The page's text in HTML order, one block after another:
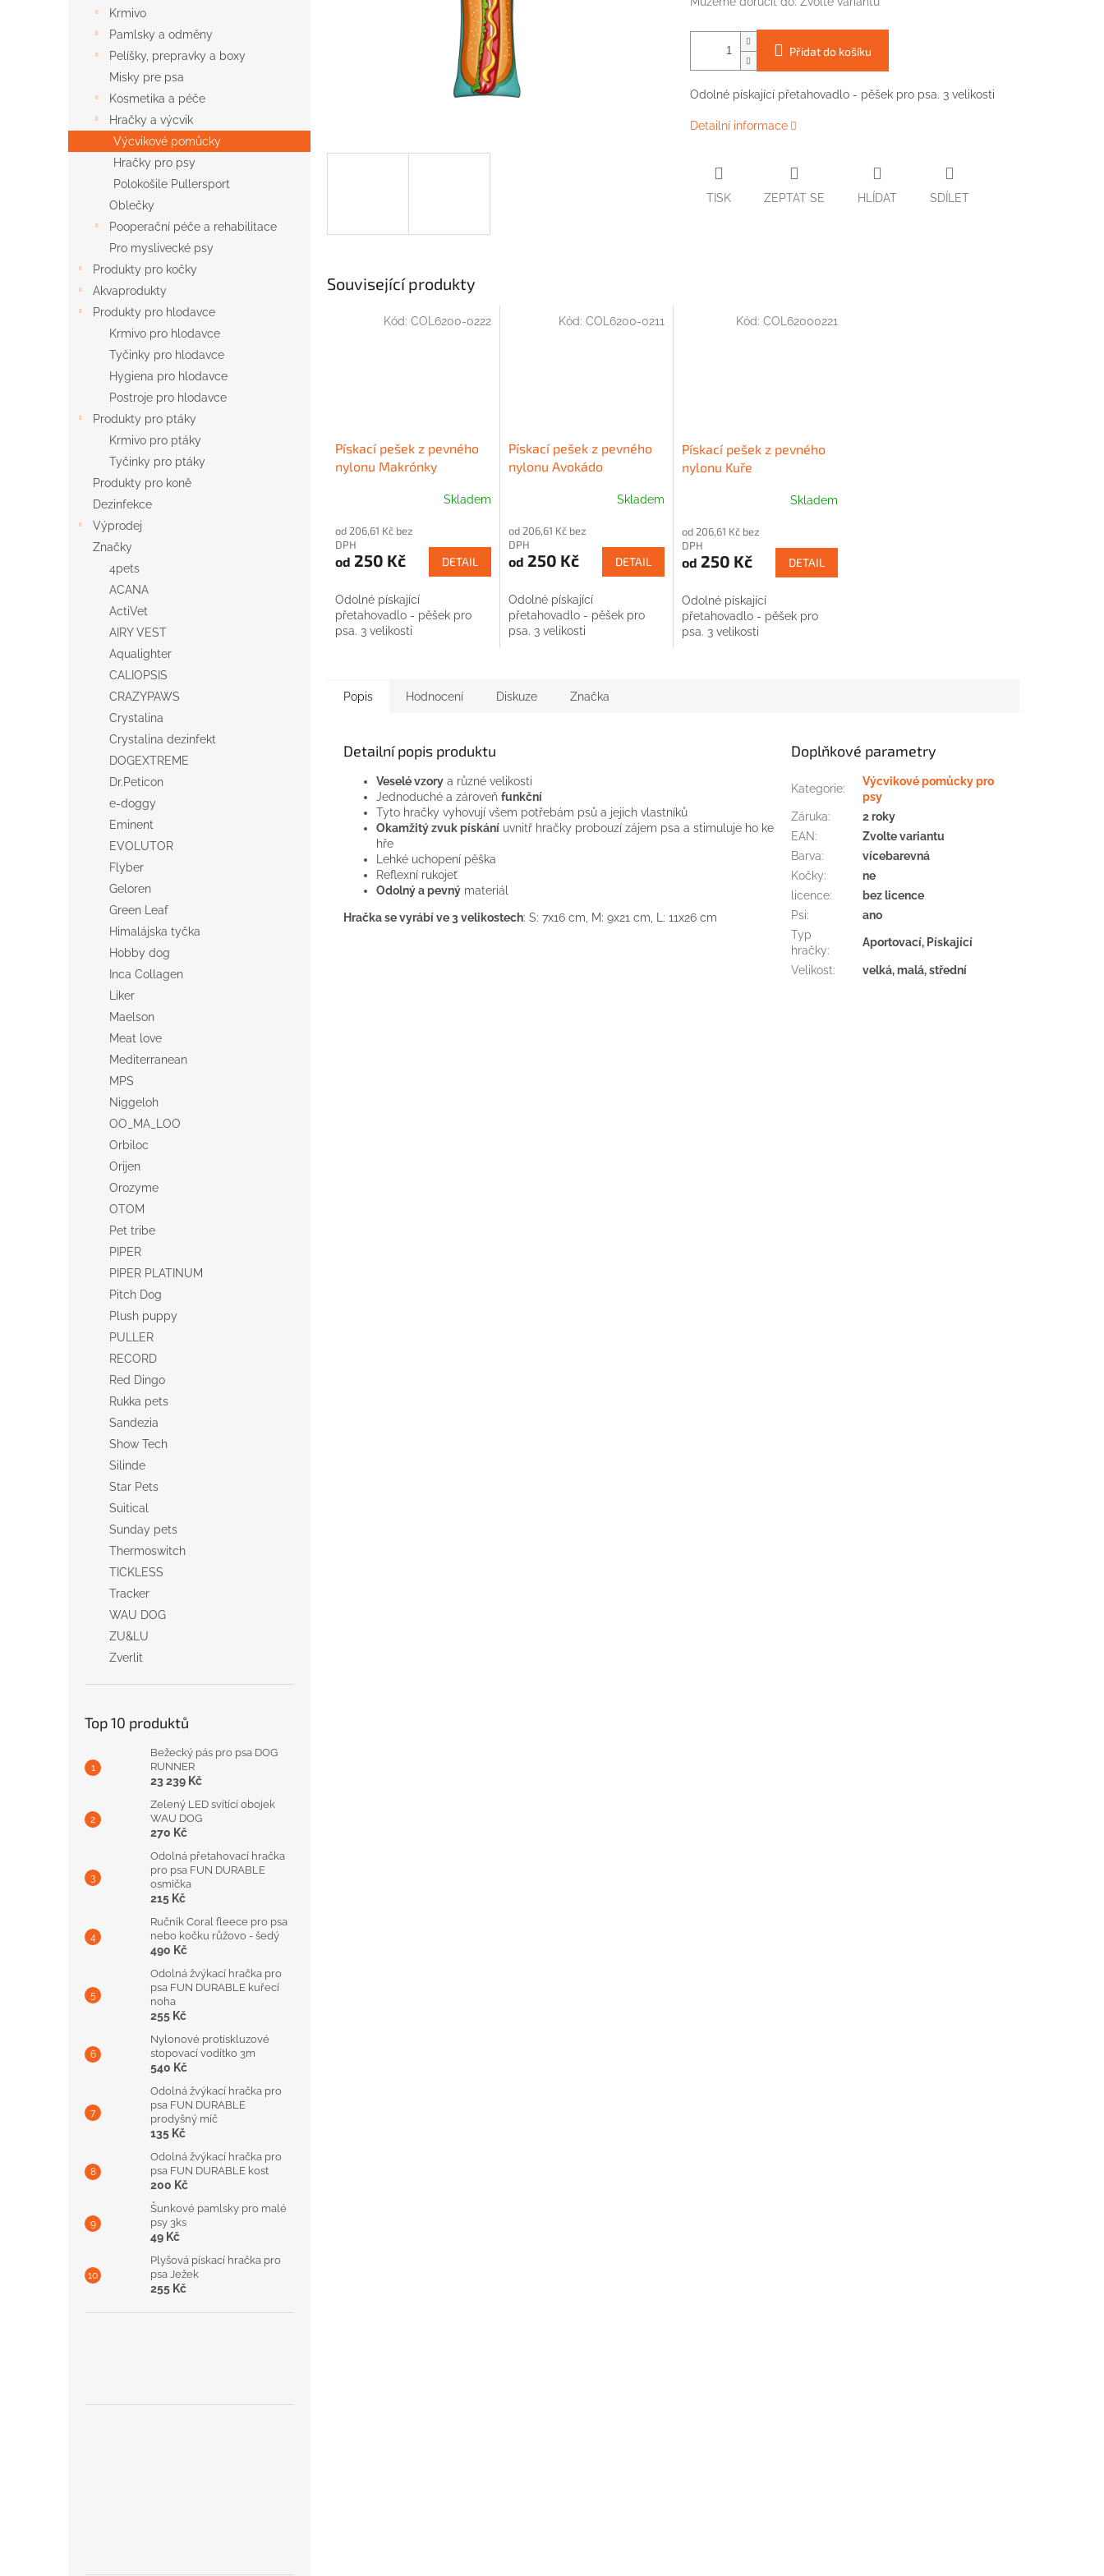
Krmivo
Pamlsky a odměny
Pelíšky, prepravky a boxy
Misky pre psa
Kosmetika a péče
Hračky a výcvik
Výcvikové pomůcky
Hračky pro psy
Polokošile Pullersport
Oblečky
Pooperační péče a rehabilitace
Pro myslivecké psy
Produkty pro kočky
Akvaprodukty
Produkty pro hlodavce
Krmivo pro hlodavce
Tyčinky pro hlodavce
Hygiena pro hlodavce
Postroje pro hlodavce
Produkty pro ptáky
Krmivo pro ptáky
Tyčinky pro ptáky
Produkty pro koně
Dezinfekce
Výprodej
Značky
4pets
ACANA
ActiVet
AIRY VEST
Aqualighter
CALIOPSIS
CRAZYPAWS
Crystalina
Crystalina dezinfekt
DOGEXTREME
Dr.Peticon
e-doggy
Eminent
EVOLUTOR
Flyber
Geloren
Green Leaf
Himalájska tyčka
Hobby dog
Inca Collagen
Liker
Maelson
Meat love
Mediterranean
MPS
Niggeloh
OO_MA_LOO
Orbiloc
Orijen
Orozyme
OTOM
Pet tribe
PIPER
PIPER PLATINUM
Pitch Dog
Plush puppy
PULLER
RECORD
Red Dingo
Rukka pets
Sandezia
Show Tech
Silinde
Star Pets
Suitical
Sunday pets
Thermoswitch
TICKLESS
Tracker
WAU DOG
ZU&LU
Zverlit
Top 10 produktů
Bežecký pás pro psa DOG
RUNNER
23 239 Kč
Zelený LED svítící obojek
WAU DOG
270 Kč
Odolná přetahovací hračka
pro psa FUN DURABLE
osmička
215 Kč
Ručník Coral fleece pro psa
nebo kočku růžovo - šedý
490 Kč
Odolná žvýkací hračka pro
psa FUN DURABLE kuřecí
noha
255 Kč
Nylonové protiskluzové
stopovací vodítko 3m
540 Kč
Odolná žvýkací hračka pro
psa FUN DURABLE
prodyšný míč
135 Kč
Odolná žvýkací hračka pro
psa FUN DURABLE kost
200 Kč
Šunkové pamlsky pro malé
psy 3ks
49 Kč
Plyšová pískací hračka pro
psa Ježek
255 Kč
Přidat do košíku
Odolné pískající přetahovadlo - pěšek pro psa. 3 velikosti
Detailní informace
TISK ZEPTAT SE HLÍDAT SDÍLET
Související produkty
Pískací pešek z pevného
nylonu Makrónky
Skladem
od 206,61 Kč bez
DPH
od 250 Kč DETAIL
Odolné pískající
přetahovadlo - pěšek pro
psa. 3 velikosti
Kód: COL6200-0222
Pískací pešek z pevného
nylonu Avokádo
Skladem
od 206,61 Kč bez
DPH
od 250 Kč DETAIL
Odolné pískající
přetahovadlo - pěšek pro
psa. 3 velikosti
Kód: COL6200-0211
Pískací pešek z pevného
nylonu Kuře
Skladem
od 206,61 Kč bez
DPH
od 250 Kč DETAIL
Odolné pískající
přetahovadlo - pěšek pro
psa. 3 velikosti
Kód:COL62000221
Popis Hodnocení Diskuze Značka
Detailní popis produktu
Veselé vzory a různé velikosti
Jednoduché a zároveň funkční
Tyto hračky vyhovují všem potřebám psů a jejich vlastníků
Okamžitý zvuk pískání uvnitř hračky probouzí zájem psa a stimuluje ho ke
hře
Lehké uchopení pěška
Reflexní rukojeť
Odolný a pevný materiál
Hračka se vyrábí ve 3 velikostech: S: 7x16 cm, M: 9x21 cm, L: 11x26 cm
Doplňkové parametry
Kategorie:
Výcvikové pomůcky pro
psy
Záruka:
2 roky
EAN:
Zvolte variantu
Barva:
vícebarevná
Kočky:
ne
licence:
bez licence
Psi:
ano
Typ
hračky:
Aportovací, Pískající
Velikost: velká, malá, střední